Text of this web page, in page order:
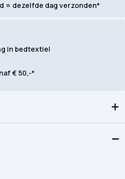
= dezelfde dag verzonden*
in bedtextiel
€ 50,-*